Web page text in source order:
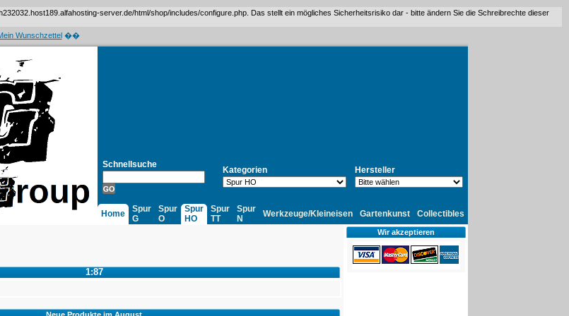
server.de/html/shop/includes/configure.php. Das stellt ein mögliches Sicherheitsrisiko dar - bitte ändern Sie die Schreibrechte dieser
Wunschzettel��
Schnellsuche
Kategorien Hersteller
Home
Spur
G
Spur
O
Spur
HO
Spur
TT
Spur
N
Werkzeuge/Kleineisen Gartenkunst Collectibles
1:87
Wir akzeptieren